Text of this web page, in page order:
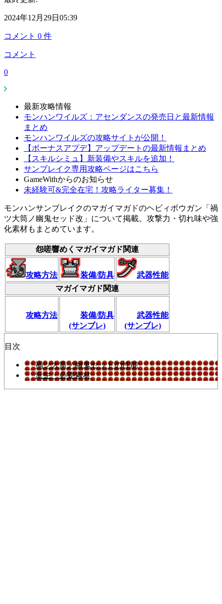
2024年12月29日05:39
コメント 0 件
コメント
0
最新攻略情報
モンハンワイルズ：アセンダンスの発売日と最新情報
まとめ
モンハンワイルズの攻略サイトが公開！
【ボーナスアプデ】アップデートの最新情報まとめ
【スキルシミュ】新装備やスキルを追加！
サンブレイク専用攻略ページはこちら
GameWithからのお知らせ
未経験可&完全在宅！攻略ライター募集！
モンハンサンブレイクのマガイマガドのヘビィボウガン「禍
ツ大筒ノ幽鬼セッド改」について掲載。攻撃力・切れ味や強
化素材もまとめています。
怨嗟響めくマガイマガド関連
攻略方法 装備/防具
武器性能
マガイマガド関連
攻略方法
装備/防具
(サンブレ)
武器性能
(サンブレ)
目次
禍ツ大筒ノ幽鬼セッドの性能
派生・必要素材